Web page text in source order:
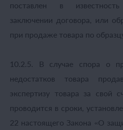
поставлен в
заключении договора, или
при продаже товара по
10.2.5. В случае спора о
недостатков товара
экспертизу товара за свой
проводится в сроки,
22 настоящего Закона «О